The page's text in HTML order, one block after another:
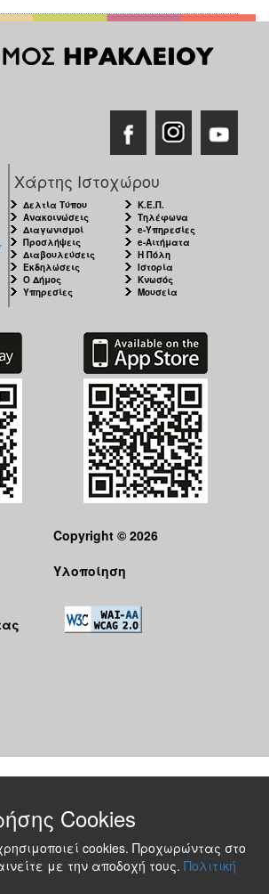
Χάρτης Ιστοχώρου
Δελτία Τύπου
Ανακοινώσεις
Διαγωνισμοί
Προσλήψεις
Διαβουλεύσεις
Εκδηλώσεις
Ο Δήμος
Υπηρεσίες
Κ.Ε.Π.
Τηλέφωνα
e-Υπηρεσίες
e-Αιτήματα
Η Πόλη
Ιστορία
Κνωσός
Μουσεία
Copyright © 2026
Υλοποίηση
Cookies
cookies. Προχωρώντας στο
με την αποδοχή τους. Πολιτική